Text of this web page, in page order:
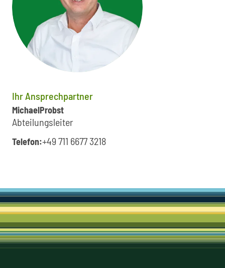
Ihr Ansprechpartner
MichaelProbst
Abteilungsleiter
Telefon:+49 711 6677 3218